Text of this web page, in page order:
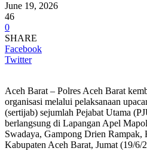
June 19, 2026
46
0
SHARE
Facebook
Twitter
Aceh Barat – Polres Aceh Barat
organisasi melalui pelaksanaan
(sertijab) sejumlah Pejabat Utama
berlangsung di Lapangan Apel
Swadaya, Gampong Drien Rampak,
Kabupaten Aceh Barat, Jumat (19/6/